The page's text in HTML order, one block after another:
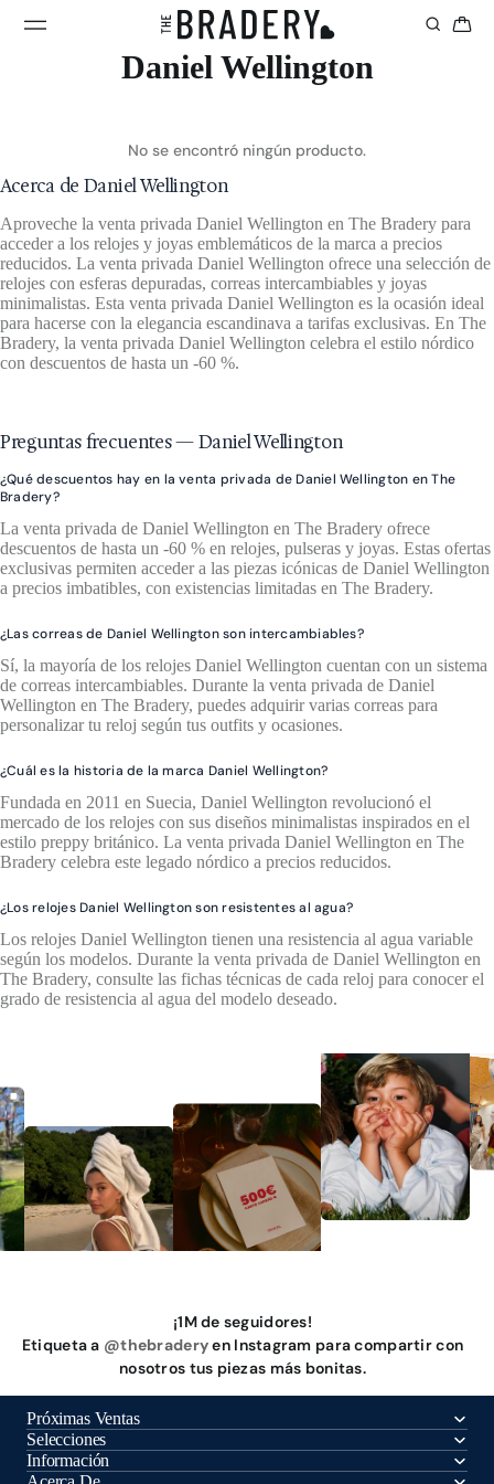
Daniel Wellington
No se encontró ningún producto.
Acerca de Daniel Wellington
Aproveche la venta privada Daniel Wellington en The Bradery para
acceder a los relojes y joyas emblemáticos de la marca a precios
reducidos. La venta privada Daniel Wellington ofrece una selección de
relojes con esferas depuradas, correas intercambiables y joyas
minimalistas. Esta venta privada Daniel Wellington es la ocasión ideal
para hacerse con la elegancia escandinava a tarifas exclusivas. En The
Bradery, la venta privada Daniel Wellington celebra el estilo nórdico
con descuentos de hasta un -60 %.
Preguntas frecuentes — Daniel Wellington
¿Qué descuentos hay en la venta privada de Daniel Wellington en The
Bradery?
La venta privada de Daniel Wellington en The Bradery ofrece
descuentos de hasta un -60 % en relojes, pulseras y joyas. Estas ofertas
exclusivas permiten acceder a las piezas icónicas de Daniel Wellington
a precios imbatibles, con existencias limitadas en The Bradery.
¿Las correas de Daniel Wellington son intercambiables?
Sí, la mayoría de los relojes Daniel Wellington cuentan con un sistema
de correas intercambiables. Durante la venta privada de Daniel
Wellington en The Bradery, puedes adquirir varias correas para
personalizar tu reloj según tus outfits y ocasiones.
¿Cuál es la historia de la marca Daniel Wellington?
Fundada en 2011 en Suecia, Daniel Wellington revolucionó el
mercado de los relojes con sus diseños minimalistas inspirados en el
estilo preppy británico. La venta privada Daniel Wellington en The
Bradery celebra este legado nórdico a precios reducidos.
¿Los relojes Daniel Wellington son resistentes al agua?
Los relojes Daniel Wellington tienen una resistencia al agua variable
según los modelos. Durante la venta privada de Daniel Wellington en
The Bradery, consulte las fichas técnicas de cada reloj para conocer el
grado de resistencia al agua del modelo deseado.
¡1M de seguidores!
Etiqueta a @thebraderyen Instagram para compartir con
nosotros tus piezas más bonitas.
Próximas Ventas
Selecciones
Información